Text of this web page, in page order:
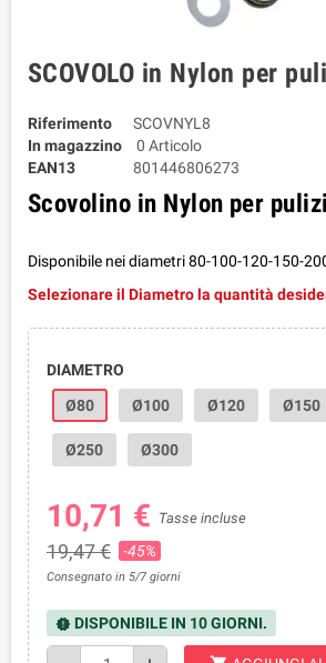
SCOVOLO in Nylon per
Riferimento
SCOVNYL8
In magazzino
0 Articolo
EAN13
801446806273
Scovolino in Nylon per
Disponibile nei diametri 80-100-120-150-
Selezionare il Diametro la quantità
DIAMETRO
Ø80
Ø100 Ø120 Ø150
Ø250 Ø300
10,71 € Tasse incluse
19,47 € -45%
Consegnato in 5/7 giorni
new_releases DISPONIBILE IN 10 GIORNI.